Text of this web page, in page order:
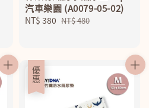
汽車樂園 (A0079-05-02)
Sale
NT$ 380 Regular
NT$ 480
優惠